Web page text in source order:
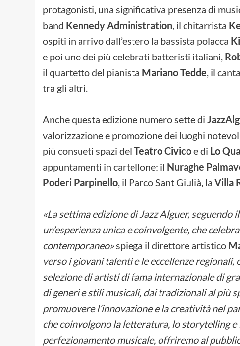
protagonisti, una significativa presenza di
band Kennedy Administration, il chitarrista
ospiti in arrivo dall’estero la bassista polacca
e poi uno dei più celebrati batteristi italiani,
il quartetto del pianista Mariano Tedde, il
tra gli altri.
Anche questa edizione numero sette di
valorizzazione e promozione dei luoghi
più consueti spazi del Teatro Civicoe di Lo
appuntamenti in cartellone: il Nuraghe
Poderi Parpinello, il Parco Sant Giulià, la Villa
«La settima edizione di Jazz Alguer,
un’esperienza unica e coinvolgente, che
contemporaneo»spiega il direttore artistico
verso i giovani talenti e le eccellenze
selezione di artisti di fama internazionale di
di generi e stili musicali, dai tradizionali al più
promuovere l’innovazione e la creatività nel
che coinvolgono la letteratura, lo storytelling e
perfezionamento musicale, offriremo al